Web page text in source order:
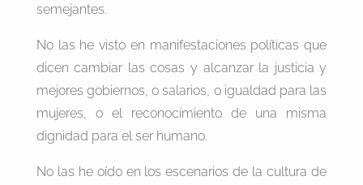
semejantes.
No las he visto en manifestaciones políticas que
dicen cambiar las cosas y alcanzar la justicia y
mejores gobiernos, o salarios, o igualdad para las
mujeres, o el reconocimiento de una misma
dignidad para el ser humano.
No las he oído en los escenarios de la cultura de